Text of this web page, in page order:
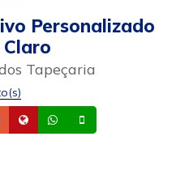
Personalizado
Tapeçaria
Email Site Whatsapp